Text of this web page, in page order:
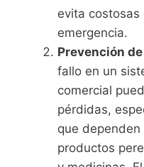
evita costosas
emergencia.
Prevención
fallo en un
comercial
pérdidas,
que
productos